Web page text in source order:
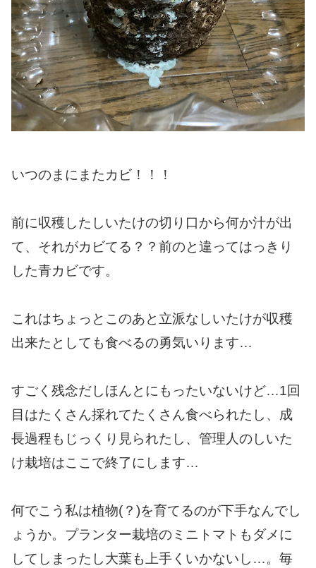
いつのまにまたカビ！！！
前に収穫したしいたけの切り口から何か汁が出
て、それがカビてる？？前のと違ってはっきり
した青カビです。
これはちょっとこのあと立派なしいたけが収穫
出来たとしても食べるの勇気いります…
すごく残念だしほんとにもったいないけど…1回
目はたくさん採れてたくさん食べられたし、成
長過程もじっくり見られたし、管理人のしいた
け栽培はここで終了にします…
何でこう私は植物(？)を育てるのが下手なんでし
ょうか。プランター栽培のミニトマトもダメに
してしまったし大葉も上手くいかないし…。毎